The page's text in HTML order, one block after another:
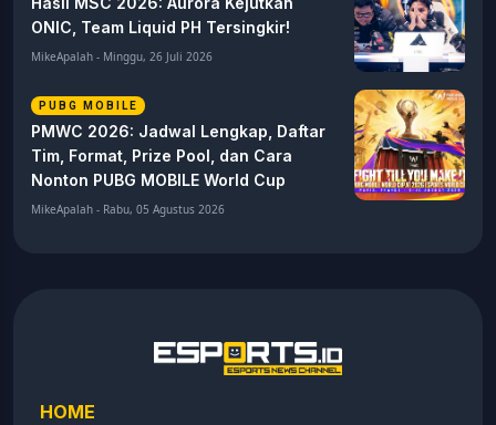
ONIC, Team Liquid PH Tersingkir!
MikeApalah - Minggu, 26 Juli 2026
PUBG MOBILE
PMWC 2026: Jadwal Lengkap, Daftar
Tim, Format, Prize Pool, dan Cara
Nonton PUBG MOBILE World Cup
MikeApalah - Rabu, 05 Agustus 2026
HOME